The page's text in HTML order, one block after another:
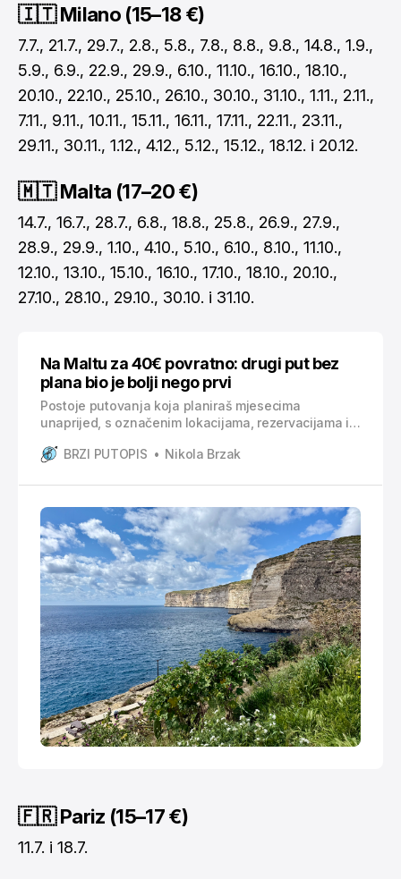
🇮🇹 Milano (15–18 €)
7.7., 21.7., 29.7., 2.8., 5.8., 7.8., 8.8., 9.8., 14.8., 1.9.,
5.9., 6.9., 22.9., 29.9., 6.10., 11.10., 16.10., 18.10.,
20.10., 22.10., 25.10., 26.10., 30.10., 31.10., 1.11., 2.11.,
7.11., 9.11., 10.11., 15.11., 16.11., 17.11., 22.11., 23.11.,
29.11., 30.11., 1.12., 4.12., 5.12., 15.12., 18.12. i 20.12.
🇲🇹 Malta (17–20 €)
14.7., 16.7., 28.7., 6.8., 18.8., 25.8., 26.9., 27.9.,
28.9., 29.9., 1.10., 4.10., 5.10., 6.10., 8.10., 11.10.,
12.10., 13.10., 15.10., 16.10., 17.10., 18.10., 20.10.,
27.10., 28.10., 29.10., 30.10. i 31.10.
Na Maltu za 40€ povratno: drugi put bez
plana bio je bolji nego prvi
Postoje putovanja koja planiraš mjesecima
unaprijed, s označenim lokacijama, rezervacijama i
druga koja krenu gotovo slučajno, bez prevelikih
Ovo drugo putovanje na Maltu bilo je upravo takvo.
Sve je krenulo s jednom jednostavnom željom.
BRZI PUTOPIS Nikola Brzak
🇫🇷 Pariz (15–17 €)
11.7. i 18.7.